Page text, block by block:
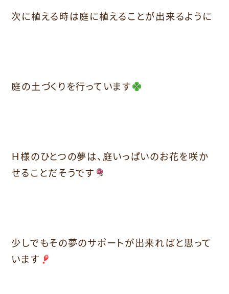
次に植える時は庭に植えることが出来るように
庭の土づくりを行っています
Ｈ様のひとつの夢は、庭いっぱいのお花を咲か
せることだそうです
少しでもその夢のサポートが出来ればと思って
います